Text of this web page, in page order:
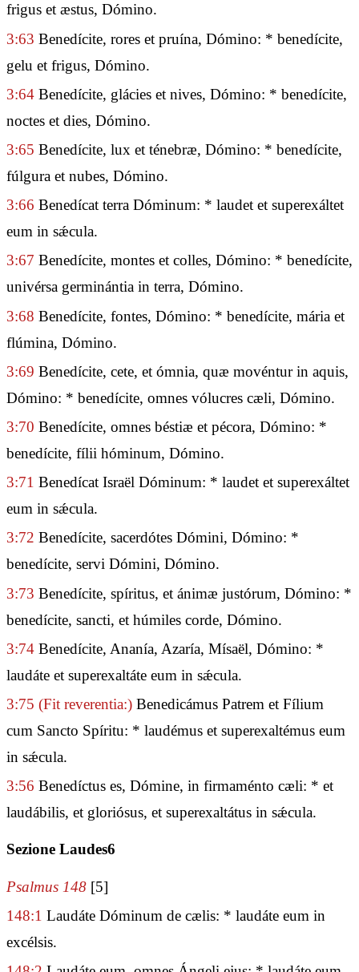
frigus et æstus, Dómino.
3:63 Benedícite, rores et pruína, Dómino: * benedícite,
gelu et frigus, Dómino.
3:64 Benedícite, glácies et nives, Dómino: * benedícite,
noctes et dies, Dómino.
3:65 Benedícite, lux et ténebræ, Dómino: * benedícite,
fúlgura et nubes, Dómino.
3:66 Benedícat terra Dóminum: * laudet et superexáltet
eum in sǽcula.
3:67 Benedícite, montes et colles, Dómino: * benedícite,
univérsa germinántia in terra, Dómino.
3:68 Benedícite, fontes, Dómino: * benedícite, mária et
flúmina, Dómino.
3:69 Benedícite, cete, et ómnia, quæ movéntur in aquis,
Dómino: * benedícite, omnes vólucres cæli, Dómino.
3:70 Benedícite, omnes béstiæ et pécora, Dómino: *
benedícite, fílii hóminum, Dómino.
3:71 Benedícat Israël Dóminum: * laudet et superexáltet
eum in sǽcula.
3:72 Benedícite, sacerdótes Dómini, Dómino: *
benedícite, servi Dómini, Dómino.
3:73 Benedícite, spíritus, et ánimæ justórum, Dómino: *
benedícite, sancti, et húmiles corde, Dómino.
3:74 Benedícite, Ananía, Azaría, Mísaël, Dómino: *
laudáte et superexaltáte eum in sǽcula.
3:75 (Fit reverentia:) Benedicámus Patrem et Fílium
cum Sancto Spíritu: * laudémus et superexaltémus eum
in sǽcula.
3:56 Benedíctus es, Dómine, in firmaménto cæli: * et
laudábilis, et gloriósus, et superexaltátus in sǽcula.
Sezione Laudes6
Psalmus 148 [5]
148:1 Laudáte Dóminum de cælis: * laudáte eum in
excélsis.